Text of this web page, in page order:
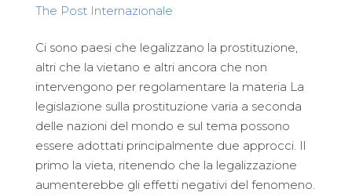
The Post Internazionale
Ci sono paesi che legalizzano la prostituzione,
altri che la vietano e altri ancora che non
intervengono per regolamentare la materia La
legislazione sulla prostituzione varia a seconda
delle nazioni del mondo e sul tema possono
essere adottati principalmente due approcci. Il
primo la vieta, ritenendo che la legalizzazione
aumenterebbe gli effetti negativi del fenomeno.